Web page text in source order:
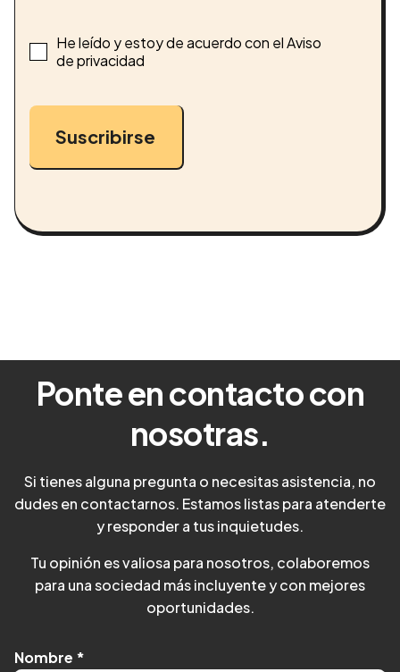
He leído y estoy de acuerdo con el Aviso
de privacidad
Suscribirse
Ponte en contacto con
nosotras.
Si tienes alguna pregunta o necesitas asistencia, no
dudes en contactarnos. Estamos listas para atenderte
y responder a tus inquietudes.
Tu opinión es valiosa para nosotros, colaboremos
para una sociedad más incluyente y con mejores
oportunidades.
Nombre *